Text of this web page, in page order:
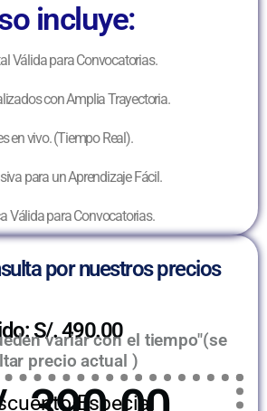
incluye:
Válida para Convocatorias.
con Amplia Trayectoria.
en vivo. (Tiempo Real).
para un Aprendizaje Fácil.
Válida para Convocatorias.
por nuestros precios
S/. 490.00
variar con el tiempo"(se
precio actual )
Especial